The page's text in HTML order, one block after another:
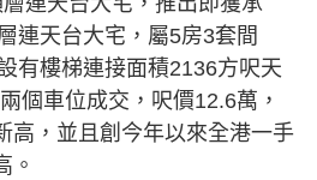
連天台大宅，屬5房3套間
有樓梯連接面積2136方呎天
個車位成交，呎價12.6萬，
高，並且創今年以來全港一手
。